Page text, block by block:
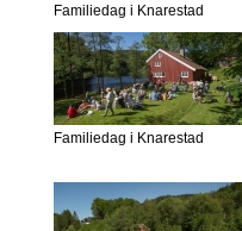
Familiedag i Knarestad
Familiedag i Knarestad